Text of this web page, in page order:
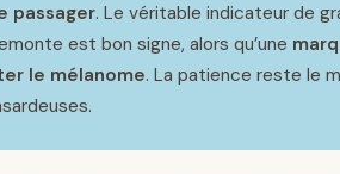
passager. Le véritable indicateur de
est bon signe, alors qu’une
le mélanome. La patience reste le